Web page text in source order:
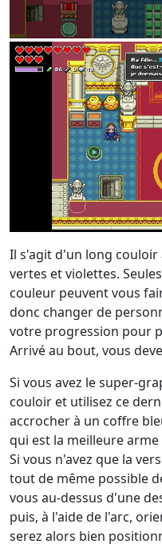
Il s'agit d'un long
vertes et violettes.
couleur peuvent vous
donc changer de
votre progression pour
Arrivé au bout, vous
Si vous avez le super-
couloir et utilisez ce
accrocher à un coffre
qui est la meilleure
Si vous n'avez que la
tout de même possible
vous au-dessus d'une
puis, à l'aide de l'arc,
serez alors bien